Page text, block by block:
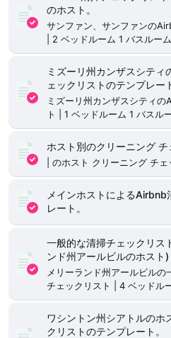
のホスト。
サンファン、サンファンの
| 2 ベッドルーム 1 バスルーム
ミズーリ州カンザスシテ
ェックリストのテンプレー
ミズーリ州カンザスシティ
ト | 1 ベッドルーム 1 バスル
ホスト別のクリーニング
| のホスト クリーニング チェ
メインホストによる
レート。
一般的な清掃チェックリス
ンド州アールビルのホスト)
メリーランド州アールビル
チェックリスト | 4 ベッドル
ワシントン州シアトルのホ
クリストのテンプレート。